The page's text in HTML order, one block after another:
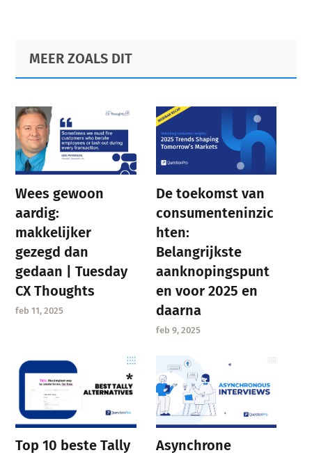
Primary
Sidebar
Footer
MEER ZOALS DIT
Wees gewoon
aardig:
makkelijker
gezegd dan
gedaan | Tuesday
CX Thoughts
feb 11, 2025
De toekomst van
consumenteninzic
hten:
Belangrijkste
aanknopingspunt
en voor 2025 en
daarna
feb 9, 2025
Top 10 beste Tally
Asynchrone